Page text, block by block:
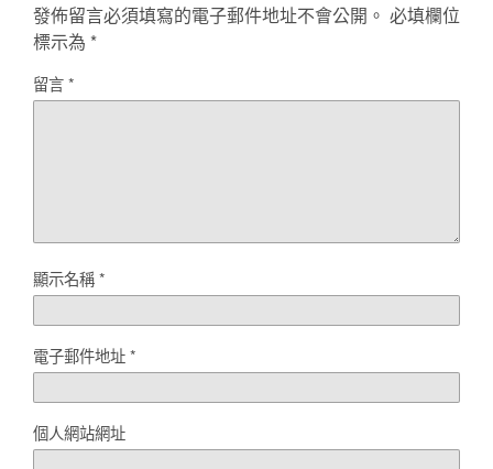
發佈留言必須填寫的電子郵件地址不會公開。 必填欄位
標示為 *
留言*
顯示名稱*
電子郵件地址*
個人網站網址